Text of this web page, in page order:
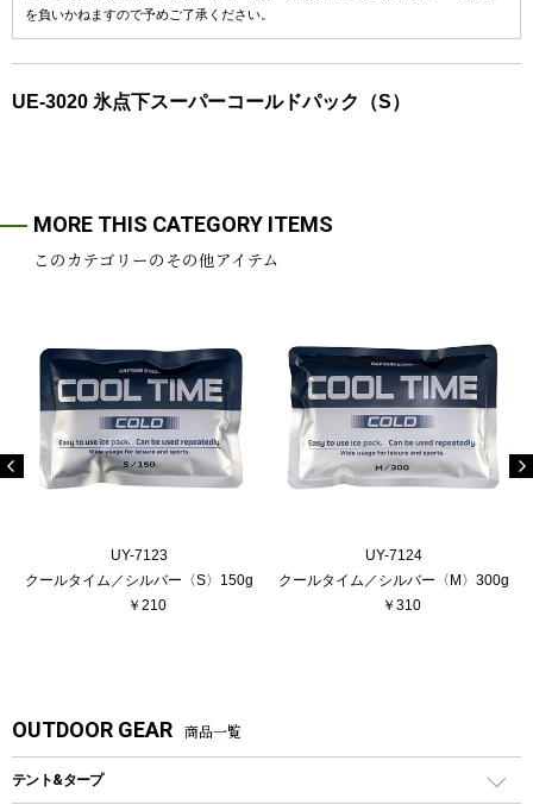
を負いかねますので予めご了承ください。
UE-3020 氷点下スーパーコールドパック（S）
MORE THIS CATEGORY ITEMS
このカテゴリーのその他アイテム
UY-7123
クールタイム／シルバー〈S〉150g
￥210
UY-7124
クールタイム／シルバー〈M〉300g
￥310
OUTDOOR GEAR 商品一覧
テント&タープ